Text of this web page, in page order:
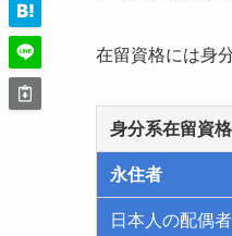
在留資格には身
身分系在留資格
永住者
日本人の配偶